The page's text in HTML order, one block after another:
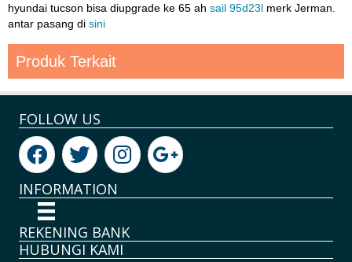
hyundai tucson bisa diupgrade ke 65 ah sail 95d23l merk Jerman.
antar pasang di sini
Produk Terkait
FOLLOW US
INFORMATION
REKENING BANK
HUBUNGI KAMI